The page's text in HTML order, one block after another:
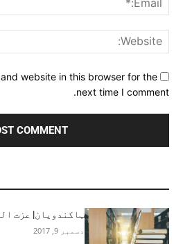
website in this browser for the
next time I comment.
ټاکندویان| عزت
دسمبر 9, 2017